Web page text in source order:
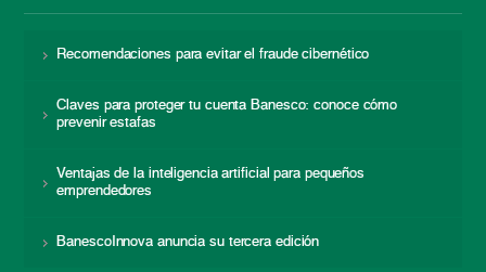
Recomendaciones para evitar el fraude cibernético
Claves para proteger tu cuenta Banesco: conoce cómo
prevenir estafas
Ventajas de la inteligencia artificial para pequeños
emprendedores
BanescoInnova anuncia su tercera edición